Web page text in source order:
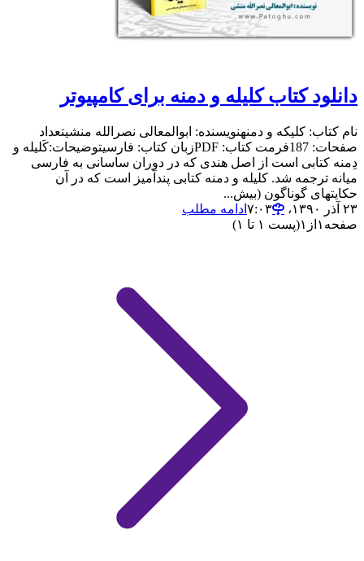
دانلود کتاب کلیله و دمنه برای کامپیوتر
نام کتاب: کلیکه و دمنهنویسنده: ابوالمعالی نصرالله منشیتعداد
صفحات: 187فرمت کتاب: PDFزبان کتاب: فارسیتوضیحات:کَلیله و
دِمنه کتابی‌ است از اصل هندی که در دوران ساسانی به فارسی
میانه ترجمه شد. کلیله و دمنه کتابی پندآمیز است که در آن
حکایتهای گوناگون (بیش...
۲۳ آذر ۱۳۹۰،‏ ۷:۰۳
ادامه مطلب
صفحه ۱ از ۱(پست ۱ تا ۱)